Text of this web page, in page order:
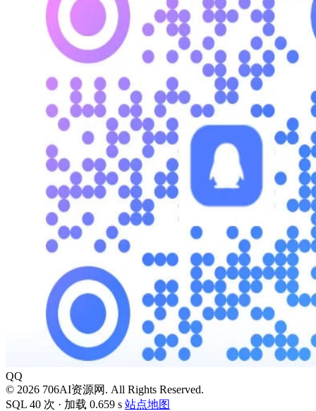
QQ
© 2026 706AI资源网. All Rights Reserved.
SQL 40 次 · 加载 0.659 s 站点地图